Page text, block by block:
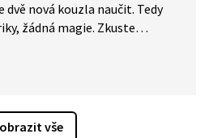
nová kouzla naučit. Tedy
žádná magie. Zkuste
vše